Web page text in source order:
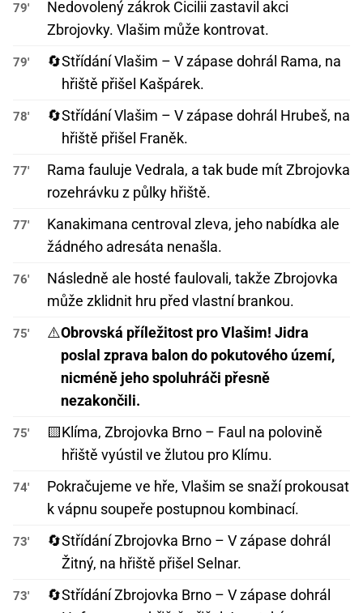
79'
Nedovolený zákrok Cicilii zastavil akci
Zbrojovky. Vlašim může kontrovat.
79' 🔄Střídání Vlašim – V zápase dohrál Rama, na
hřiště přišel Kašpárek.
78' 🔄Střídání Vlašim – V zápase dohrál Hrubeš, na
hřiště přišel Franěk.
77'
Rama fauluje Vedrala, a tak bude mít Zbrojovka
rozehrávku z půlky hřiště.
77'
Kanakimana centroval zleva, jeho nabídka ale
žádného adresáta nenašla.
76'
Následně ale hosté faulovali, takže Zbrojovka
může zklidnit hru před vlastní brankou.
75' ⚠️Obrovská příležitost pro Vlašim! Jidra
poslal zprava balon do pokutového území,
nicméně jeho spoluhráči přesně
nezakončili.
75' 🟨Klíma, Zbrojovka Brno – Faul na polovině
hřiště vyústil ve žlutou pro Klímu.
74'
Pokračujeme ve hře, Vlašim se snaží prokousat
k vápnu soupeře postupnou kombinací.
73' 🔄Střídání Zbrojovka Brno – V zápase dohrál
Žitný, na hřiště přišel Selnar.
73' 🔄Střídání Zbrojovka Brno – V zápase dohrál